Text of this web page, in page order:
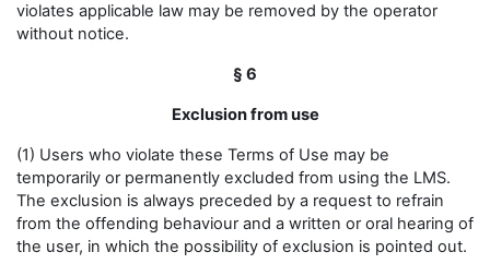
violates applicable law may be removed by the operator
without notice.
§ 6
Exclusion from use
(1) Users who violate these Terms of Use may be
temporarily or permanently excluded from using the LMS.
The exclusion is always preceded by a request to refrain
from the offending behaviour and a written or oral hearing of
the user, in which the possibility of exclusion is pointed out.